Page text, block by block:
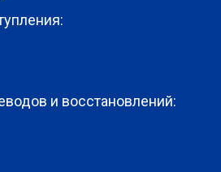
и восстановлений: